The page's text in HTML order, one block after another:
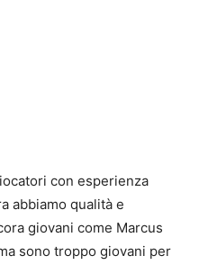
con esperienza
abbiamo qualità e
giovani come Marcus
sono troppo giovani per